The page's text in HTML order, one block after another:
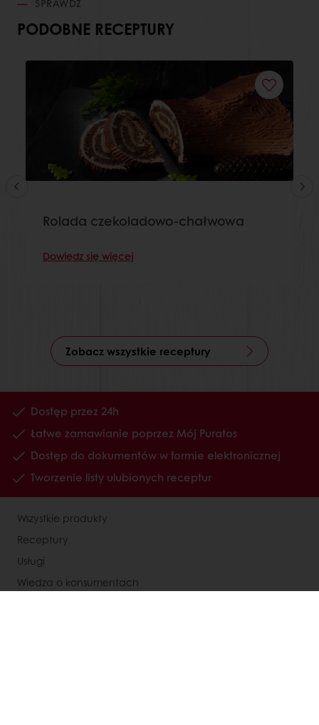
SPRAWDŹ
PODOBNE RECEPTURY
Rolada czekoladowo-chałwowa
Dowiedz się więcej
Zobacz wszystkie receptury
Dostęp przez 24h
Łatwe zamawianie poprzez Mój Puratos
Dostęp do dokumentów w formie elektronicznej
Tworzenie listy ulubionych receptur
Wszystkie produkty
Receptury
Usługi
Wiedza o konsumentach